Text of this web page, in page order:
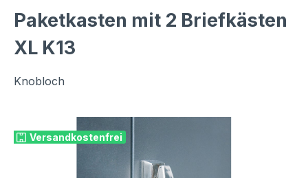
Paketkasten mit 2 Briefkästen
XL K13
Knobloch
Versandkostenfrei